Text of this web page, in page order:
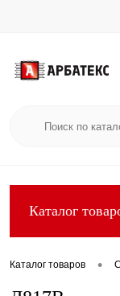
Каталог
Каталог товаров •